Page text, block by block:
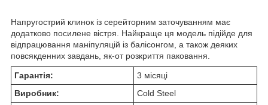
Напругострий клинок із серейторним заточуванням має
додатково посилене вістря. Найкраще ця модель підійде для
відпрацювання маніпуляцій із балісонгом, а також деяких
повсякденних завдань, як-от розкриття паковання.
Гарантія:
3 місяці
Виробник:
Cold Steel